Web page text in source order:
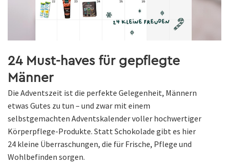
24 Must-haves für gepflegte
Männer
Die Adventszeit ist die perfekte Gelegenheit, Männern
etwas Gutes zu tun – und zwar mit einem
selbstgemachten Adventskalender voller hochwertiger
Körperpflege-Produkte. Statt Schokolade gibt es hier
24 kleine Überraschungen, die für Frische, Pflege und
Wohlbefinden sorgen.